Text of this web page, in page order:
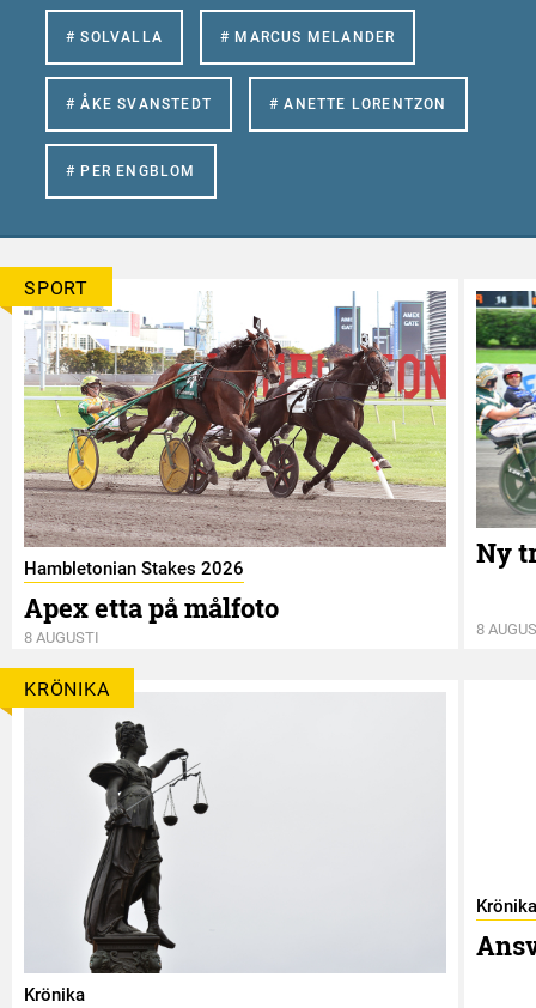
# SOLVALLA # MARCUS MELANDER
# ÅKE SVANSTEDT # ANETTE LORENTZON
# PER ENGBLOM
SPORT
Hambletonian Stakes 2026
Apex etta på målfoto
8 AUGUSTI
Ny
8
KRÖNIKA
Krönika
Krönika